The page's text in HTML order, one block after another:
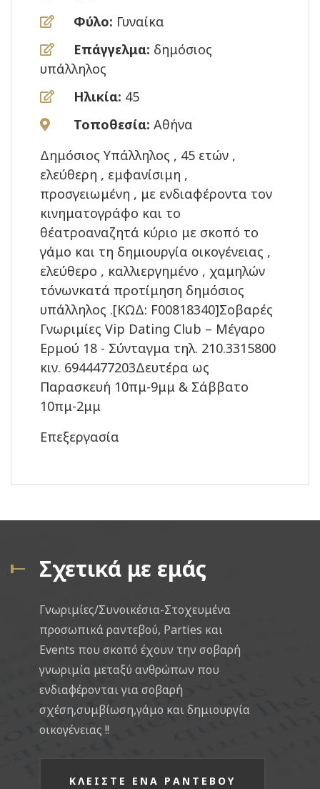
Φύλο: Γυναίκα
Επάγγελμα: δημόσιος
υπάλληλος
Ηλικία: 45
Τοποθεσία: Αθήνα
Δημόσιος Υπάλληλος , 45 ετών ,
ελεύθερη , εμφανίσιμη ,
προσγειωμένη , με ενδιαφέροντα τον
κινηματογράφο και το
θέατροαναζητά κύριο με σκοπό το
γάμο και τη δημιουργία οικογένειας ,
ελεύθερο , καλλιεργημένο , χαμηλών
τόνωνκατά προτίμηση δημόσιος
υπάλληλος .[ΚΩΔ: F00818340]Σοβαρές
Γνωριμίες Vip Dating Club – Μέγαρο
Ερμού 18 - Σύνταγμα τηλ. 210.3315800
κιν. 6944477203Δευτέρα ως
Παρασκευή 10πμ-9μμ & Σάββατο
10πμ-2μμ
Επεξεργασία
Σχετικά με εμάς
Γνωριμίες/Συνοικέσια-Στοχευμένα
προσωπικά ραντεβού, Parties και
Events που σκοπό έχουν την σοβαρή
γνωριμία μεταξύ ανθρώπων που
ενδιαφέρονται για σοβαρή
σχέση,συμβίωση,γάμο και δημιουργία
οικογένειας !!
ΚΛΕΙΣΤΕ ΕΝΑ ΡΑΝΤΕΒΟΥ